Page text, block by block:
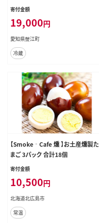
焼き玉子 名古屋コーチンのだし巻き
朝食 おかず 総菜 そうざい 地鶏卵
出汁 お取り寄せ 贈答用 右大臣 送料
無料 愛知県 蟹江町
寄付金額
19,000円
愛知県蟹江町
冷蔵
【Smoke‐Cafe 燻 】お土産燻製た
まご 3パック 合計18個
寄付金額
10,500円
北海道北広島市
常温